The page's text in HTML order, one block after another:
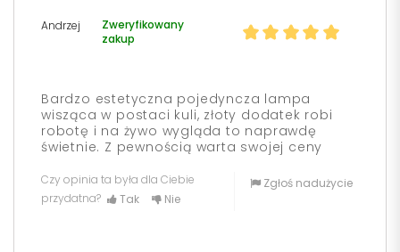
Andrzej
Zweryfikowany
zakup
Bardzo estetyczna pojedyncza lampa
wisząca w postaci kuli, złoty dodatek robi
robotę i na żywo wygląda to naprawdę
świetnie. Z pewnością warta swojej ceny
Czy opinia ta była dla Ciebie
przydatna?
Tak Nie
Zgłoś nadużycie